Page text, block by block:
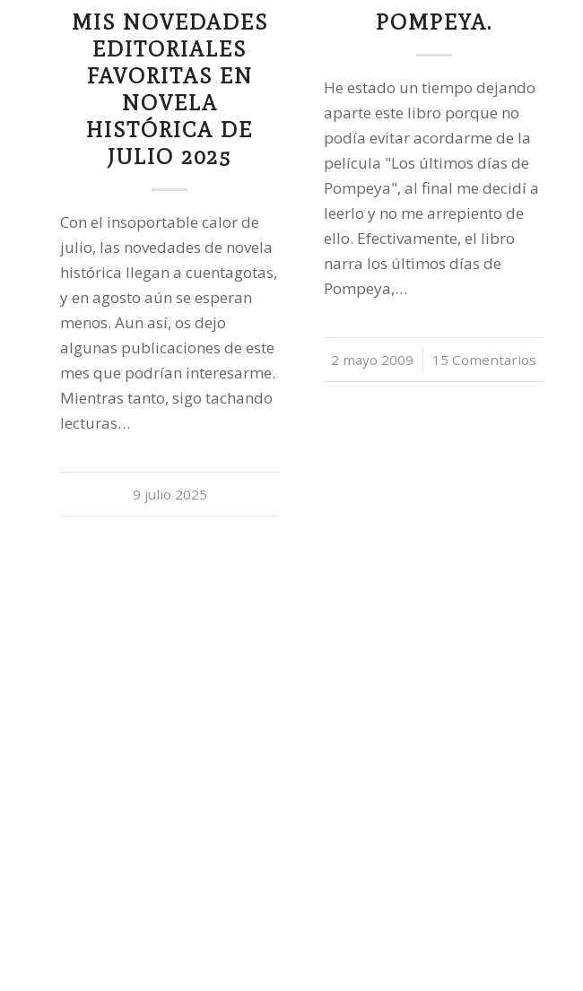
MIS NOVEDADES
EDITORIALES
FAVORITAS EN
NOVELA
HISTÓRICA DE
JULIO 2025
Con el insoportable calor de
julio, las novedades de novela
histórica llegan a cuentagotas,
y en agosto aún se esperan
menos. Aun así, os dejo
algunas publicaciones de este
mes que podrían interesarme.
Mientras tanto, sigo tachando
lecturas…
9 julio 2025
POMPEYA.
He estado un tiempo dejando
aparte este libro porque no
podía evitar acordarme de la
película "Los últimos días de
Pompeya", al final me decidí a
leerlo y no me arrepiento de
ello. Efectivamente, el libro
narra los últimos días de
Pompeya,…
2 mayo 2009
/ 15 Comentarios